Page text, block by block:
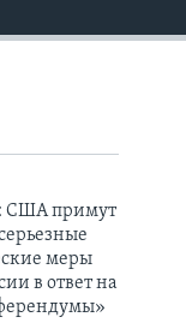
США примут
меры
в ответ на